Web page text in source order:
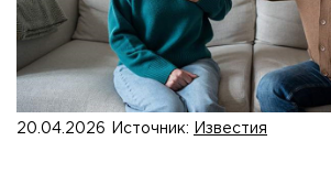
20.04.2026 Источник: Известия